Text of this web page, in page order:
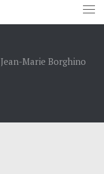
Marie Borghino